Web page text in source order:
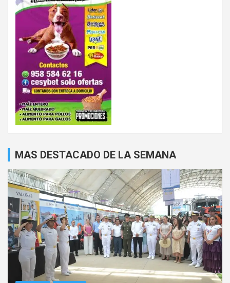
MAS DESTACADO DE LA SEMANA